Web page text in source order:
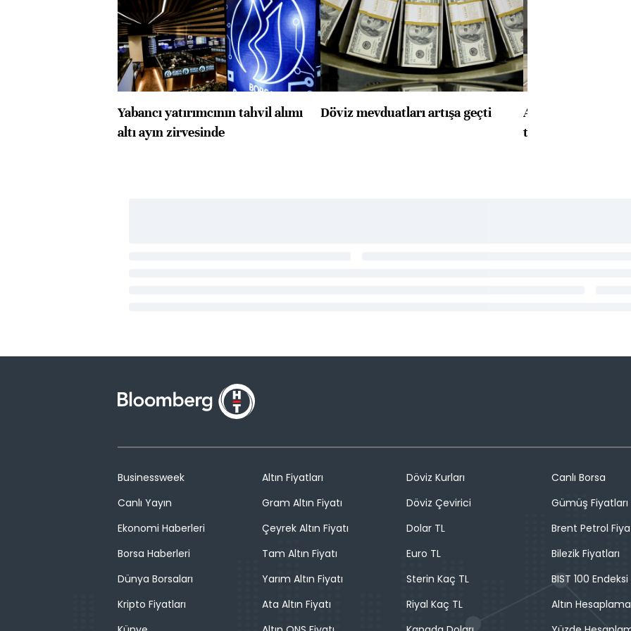
Yabancı yatırımcının tahvil alımı
altı ayın zirvesinde
Döviz mevduatları artışa geçti
ABD'de konut
toparlandı
Businessweek
Canlı Yayın
Ekonomi Haberleri
Borsa Haberleri
Dünya Borsaları
Kripto Fiyatları
Altın Fiyatları
Gram Altın Fiyatı
Çeyrek Altın Fiyatı
Tam Altın Fiyatı
Yarım Altın Fiyatı
Ata Altın Fiyatı
Döviz Kurları
Döviz Çevirici
Dolar TL
Euro TL
Sterin Kaç TL
Riyal Kaç TL
Canlı Borsa
Gümüş Fiyatları
Brent Petrol
Bilezik Fiyatları
BIST 100 Endeksi
Altın Hesaplama